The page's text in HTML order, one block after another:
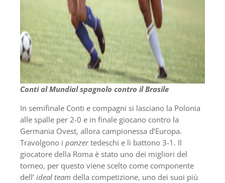
Conti al Mundial spagnolo contro il Brasile
In semifinale Conti e compagni si lasciano la Polonia
alle spalle per 2-0 e in finale giocano contro la
Germania Ovest, allora campionessa d’Europa.
Travolgono i panzertedeschi e li battono 3-1. Il
giocatore della Roma è stato uno dei migliori del
torneo, per questo viene scelto come componente
dell’ ideal team della competizione, uno dei suoi più